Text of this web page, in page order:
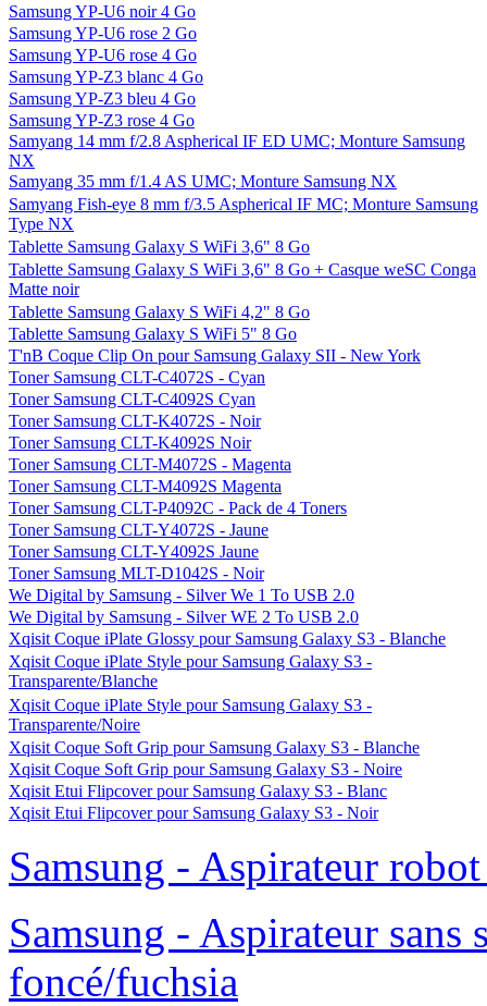
Samsung YP-U6 noir 4 Go
Samsung YP-U6 rose 2 Go
Samsung YP-U6 rose 4 Go
Samsung YP-Z3 blanc 4 Go
Samsung YP-Z3 bleu 4 Go
Samsung YP-Z3 rose 4 Go
Samyang 14 mm f/2.8 Aspherical IF ED UMC; Monture Samsung
NX
Samyang 35 mm f/1.4 AS UMC; Monture Samsung NX
Samyang Fish-eye 8 mm f/3.5 Aspherical IF MC; Monture Samsung
Type NX
Tablette Samsung Galaxy S WiFi 3,6" 8 Go
Tablette Samsung Galaxy S WiFi 3,6" 8 Go + Casque weSC Conga
Matte noir
Tablette Samsung Galaxy S WiFi 4,2" 8 Go
Tablette Samsung Galaxy S WiFi 5" 8 Go
T'nB Coque Clip On pour Samsung Galaxy SII - New York
Toner Samsung CLT-C4072S - Cyan
Toner Samsung CLT-C4092S Cyan
Toner Samsung CLT-K4072S - Noir
Toner Samsung CLT-K4092S Noir
Toner Samsung CLT-M4072S - Magenta
Toner Samsung CLT-M4092S Magenta
Toner Samsung CLT-P4092C - Pack de 4 Toners
Toner Samsung CLT-Y4072S - Jaune
Toner Samsung CLT-Y4092S Jaune
Toner Samsung MLT-D1042S - Noir
We Digital by Samsung - Silver We 1 To USB 2.0
We Digital by Samsung - Silver WE 2 To USB 2.0
Xqisit Coque iPlate Glossy pour Samsung Galaxy S3 - Blanche
Xqisit Coque iPlate Style pour Samsung Galaxy S3 -
Transparente/Blanche
Xqisit Coque iPlate Style pour Samsung Galaxy S3 -
Transparente/Noire
Xqisit Coque Soft Grip pour Samsung Galaxy S3 - Blanche
Xqisit Coque Soft Grip pour Samsung Galaxy S3 - Noire
Xqisit Etui Flipcover pour Samsung Galaxy S3 - Blanc
Xqisit Etui Flipcover pour Samsung Galaxy S3 - Noir
Samsung - Aspirateur
Samsung - Aspirateur
foncé/fuchsia